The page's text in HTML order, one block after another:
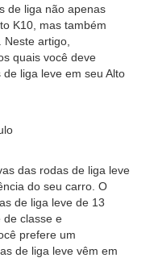
de liga não apenas
K10, mas também
artigo,
quais você deve
liga leve em seu Alto
das rodas de liga leve
do seu carro. O
de liga leve de 13
de classe e
prefere um
de liga leve vêm em